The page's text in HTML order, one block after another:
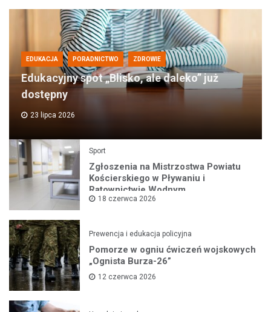
EDUKACJA PORADNICTWO ZDROWIE
Edukacyjny spot „Blisko, ale daleko” już
dostępny
23 lipca 2026
Sport
Zgłoszenia na Mistrzostwa Powiatu
Kościerskiego w Pływaniu i
Ratownictwie Wodnym
18 czerwca 2026
Prewencja i edukacja policyjna
Pomorze w ogniu ćwiczeń wojskowych
„Ognista Burza-26”
12 czerwca 2026